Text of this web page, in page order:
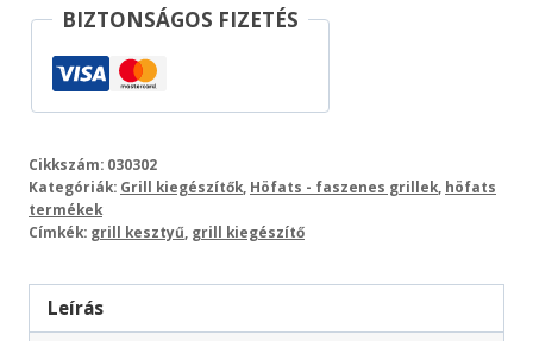
BIZTONSÁGOS FIZETÉS
Cikkszám: 030302
Kategóriák: Grill kiegészítők Höfats - faszenes grillek höfats
termékek
Címkék: grill kesztyű grill kiegészítő
Leírás